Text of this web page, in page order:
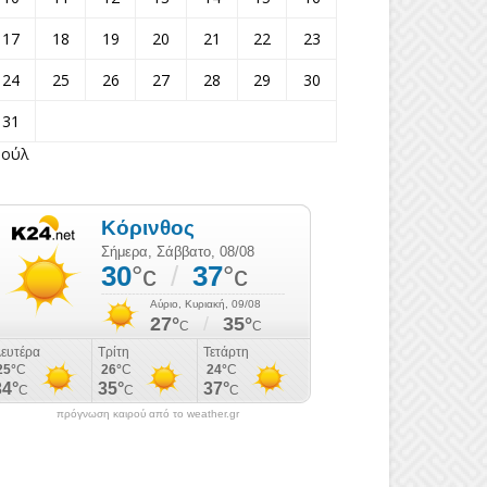
17
18 19 20 21 22
23
24
25 26 27 28 29
30
31
πρόγνωση καιρού από το weather.gr